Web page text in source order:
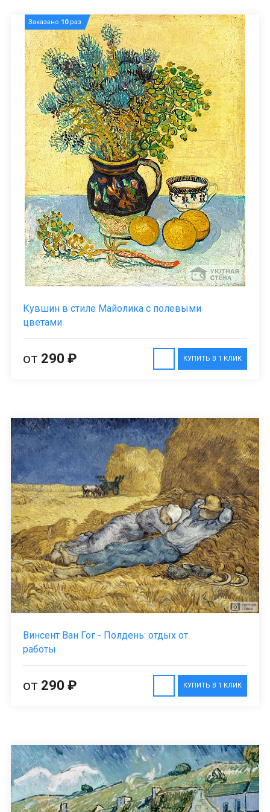
Заказано 10раз
Кувшин в стиле Майолика с полевыми
цветами
КУПИТЬ В 1 КЛИК
от 290 ₽
Винсент Ван Гог - Полдень: отдых от
работы
КУПИТЬ В 1 КЛИК
от 290 ₽